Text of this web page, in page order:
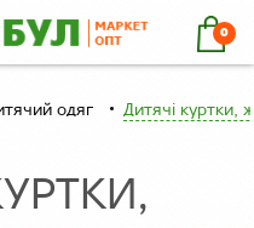
0
одяг Дитячі куртки,